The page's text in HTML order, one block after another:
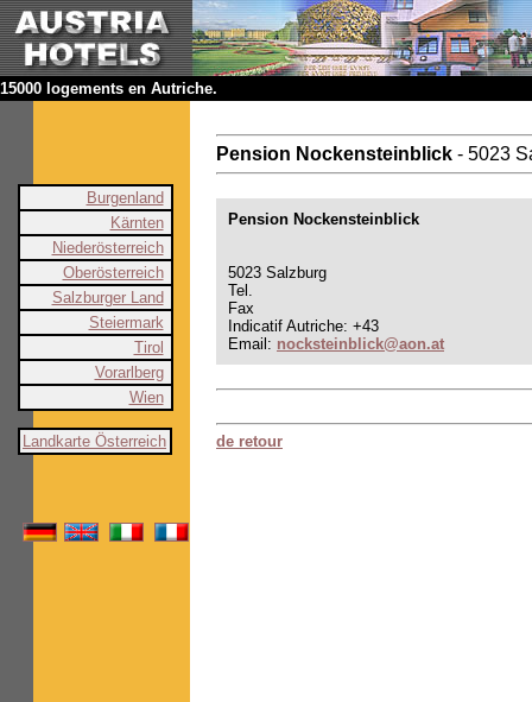
15000 logements en Autriche.
Burgenland
Kärnten
Niederösterreich
Oberösterreich
Salzburger Land
Steiermark
Tirol
Vorarlberg
Wien
Landkarte Österreich
Pension Nockensteinblick - 5023
Pension Nockensteinblick
5023 Salzburg
Tel.
Fax
Indicatif Autriche: +43
Email: nocksteinblick@aon.at
de retour